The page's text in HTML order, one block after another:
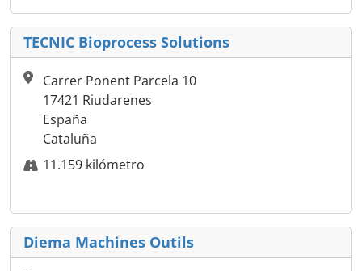
TECNIC Bioprocess Solutions
Carrer Ponent Parcela 10
17421 Riudarenes
España
Cataluña
11.159 kilómetro
Diema Machines Outils